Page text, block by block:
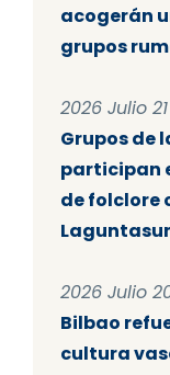
acogerán
grupos
2026 Julio 21
Grupos de
participan
de folclore
2026 Julio
Bilbao
cultura